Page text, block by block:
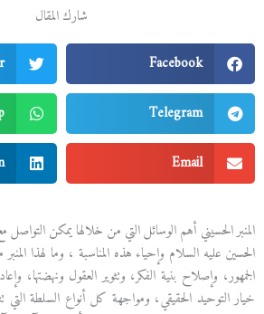
شارك المقال
Facebook
Telegram
Email
المنبر الحسيني أهم الوسائل التي من خلالها يمكن التواصل
الحسين عليه السلام وإحياء هذه المناسبة ، وما لهذا
الجمهور، وإصلاح بنية الفكر، وتثوير العقول ونهضتها،
خيار التوحيد الحقيقي، ومواجهة كل أنواع السلطة